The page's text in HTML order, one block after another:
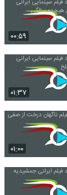
۰۰:۵۹
۰۱:۳۷
۰۱:۰۰